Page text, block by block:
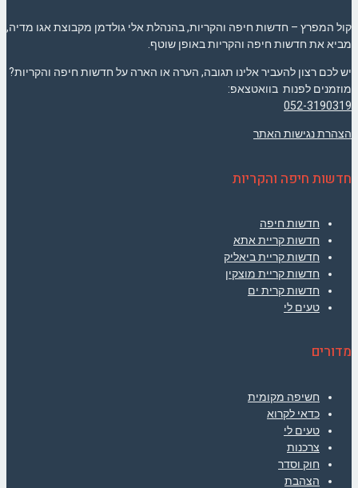
קול המפרץ – חדשות חיפה והקריות, בהנהלת אלי גולדמן מקבוצת אגו מדיה,
מביא את חדשות חיפה והקריות באופן שוטף.
יש לכם רצון להעביר אלינו תגובה, הערה או הארה על חדשות חיפה והקריות?
מוזמנים לפנות בוואטצאפ:
052-3190319
הצהרת נגישות האתר
חדשות חיפה והקריות
חדשות חיפה
חדשות קריית אתא
חדשות קריית ביאליק
חדשות קריית מוצקין
חדשות קרית ים
טעים לי
מדורים
חשיפה מקומית
כדאי לקרוא
טעים לי
צרכנות
חוק וסדר
הצהבת